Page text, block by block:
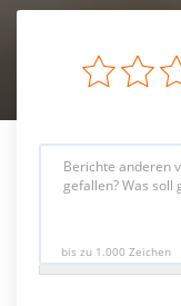
bis zu 1.000 Zeichen